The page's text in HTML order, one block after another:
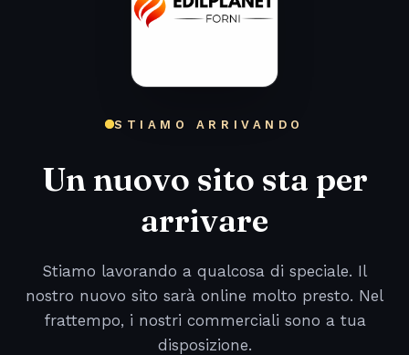
STIAMO ARRIVANDO
Un nuovo sito sta per
arrivare
Stiamo lavorando a qualcosa di speciale. Il
nostro nuovo sito sarà online molto presto. Nel
frattempo, i nostri commerciali sono a tua
disposizione.